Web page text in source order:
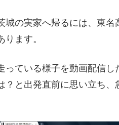
城の実家へ帰るには、東
ります。
っている様子を動画配信
？と出発直前に思い立ち